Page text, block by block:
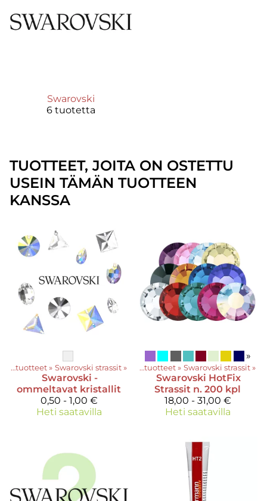
Swarovski
6 tuotetta
TUOTTEET, JOITA ON OSTETTU
USEIN TÄMÄN TUOTTEEN
KANSSA
Oheistuotteet ‪» Swarovski strassit ‪»
Swarovski -
ommeltavat kristallit
0,50 - 1,00 €
Heti saatavilla
»
Tuotteet ‪» Oheistuotteet ‪» Swarovski strassit ‪»
Swarovski HotFix
Strassit n. 200 kpl
18,00 - 31,00 €
Heti saatavilla